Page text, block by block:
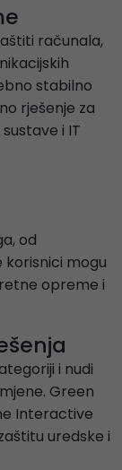
računala,
stabilno
rješenje za
i IT
od
korisnici mogu
opreme i
i nudi
Green
Interactive
uredske i